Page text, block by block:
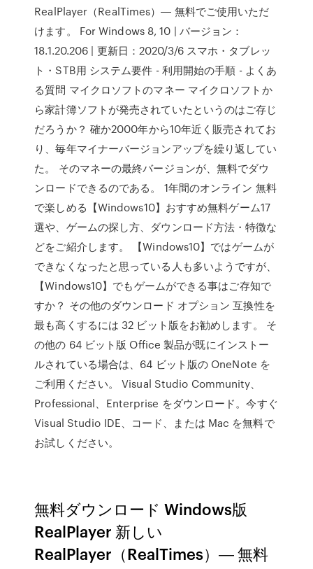
RealPlayer（RealTimes）― 無料でご使用いただ
けます。 For Windows 8, 10 | バージョン：
18.1.20.206 | 更新日：2020/3/6 スマホ・タブレッ
ト・STB用 システム要件 - 利用開始の手順 - よくあ
る質問 マイクロソフトのマネー マイクロソフトか
ら家計簿ソフトが発売されていたというのはご存じ
だろうか？ 確か2000年から10年近く販売されてお
り、毎年マイナーバージョンアップを繰り返してい
た。 そのマネーの最終バージョンが、無料でダウ
ンロードできるのである。 1年間のオンライン 無料
で楽しめる【Windows10】おすすめ無料ゲーム17
選や、ゲームの探し方、ダウンロード方法・特徴な
どをご紹介します。 【Windows10】ではゲームが
できなくなったと思っている人も多いようですが、
【Windows10】でもゲームができる事はご存知で
すか？ その他のダウンロード オプション 互換性を
最も高くするには 32 ビット版をお勧めします。 そ
の他の 64 ビット版 Office 製品が既にインストー
ルされている場合は、64 ビット版の OneNote を
ご利用ください。 Visual Studio Community、
Professional、Enterprise をダウンロード。今すぐ
Visual Studio IDE、コード、または Mac を無料で
お試しください。
無料ダウンロード Windows版
RealPlayer 新しい
RealPlayer（RealTimes）― 無料